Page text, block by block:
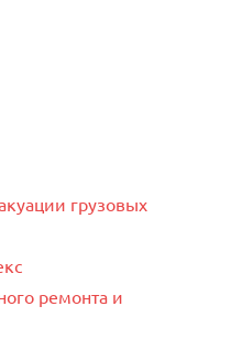
грузовых
ремонта и